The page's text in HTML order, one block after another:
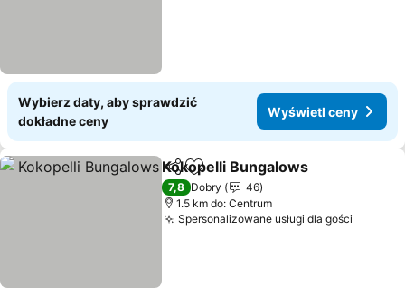
Wybierz daty, aby sprawdzić
dokładne ceny
Wyświetl ceny
UdostępnijDodaj do ulubionych
Kokopelli Bungalows
7,8 Dobry
46
1.5 km do: Centrum
Spersonalizowane usługi dla gości